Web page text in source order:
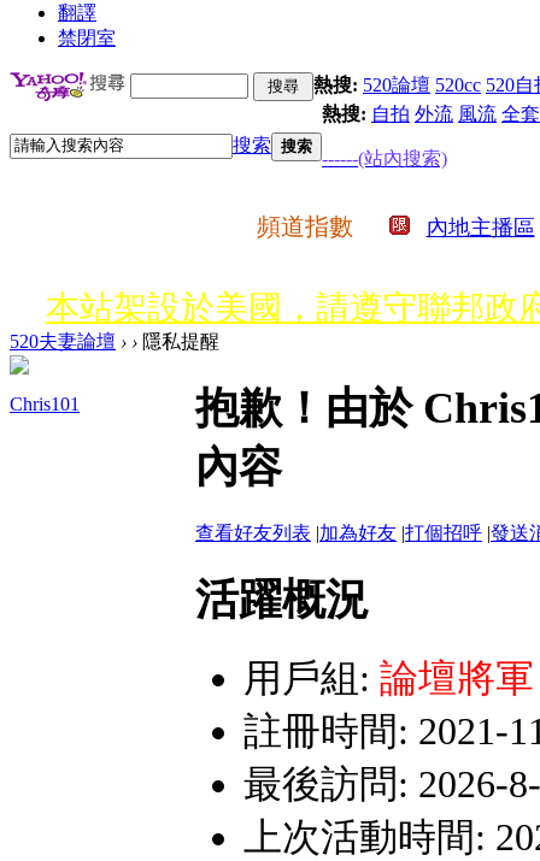
翻譯
禁閉室
熱搜: 520論壇 520cc 520自
搜索 搜索
熱搜: 自拍 外流 風流 全套
------(站內搜索)
頻道指數 內地主播區
本站架設於美國，請遵守聯邦政
網路詐騙多﹗會員遇見詐騙行為
嚴禁假聯誼之名斂財詐騙或性交
520夫妻論壇 › › 隱私提醒
Chris101
抱歉！由於
內容
查看好友列表 |加為好友 |打個招呼 |發送
活躍概況
用戶組: 論壇將軍
註冊時間: 2021-
最後訪問: 2026-
上次活動時間: